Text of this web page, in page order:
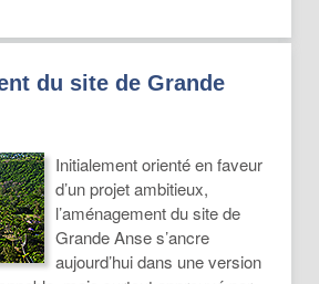
du site de Grande
Initialement orienté en faveur
d’un projet ambitieux,
l’aménagement du site de
Grande Anse s’ancre
aujourd’hui dans une version